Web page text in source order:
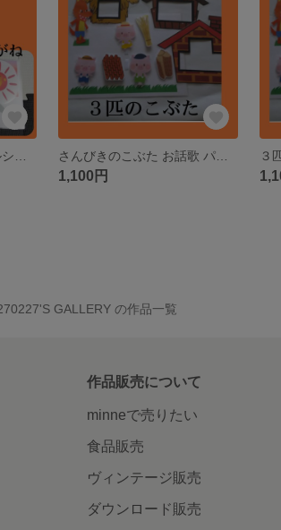
さんびきのこぶた お話歌 パネルシアター ペープサート カードシアター
1,100円
GALLERY の作品一覧
作品販売について
minneで売りたい
食品販売
ヴィンテージ販売
ダウンロード販売